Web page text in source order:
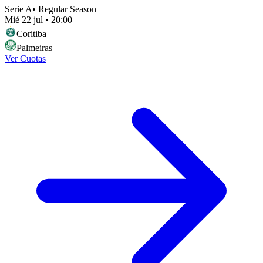
Serie A• Regular Season
Mié 22 jul • 20:00
Coritiba
Palmeiras
Ver Cuotas